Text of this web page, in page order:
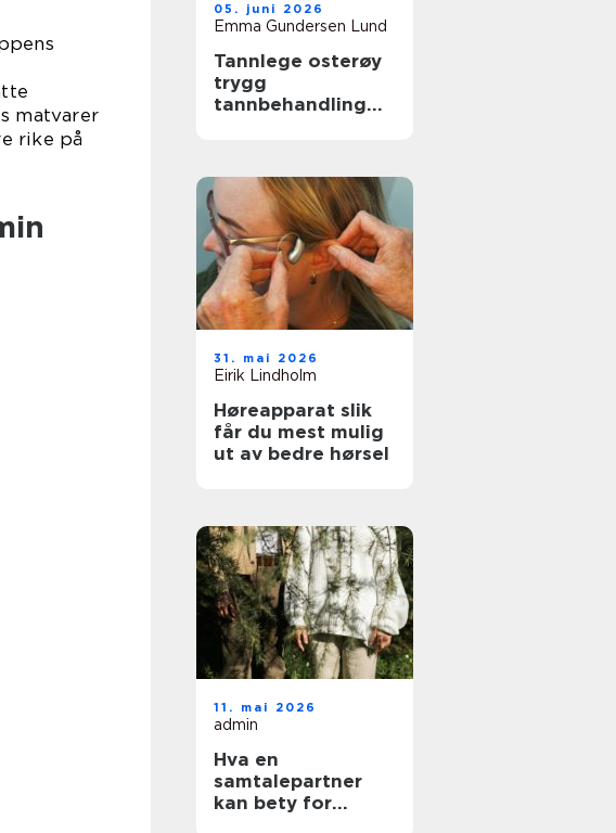
matvarer
rike på
05. juni 2026
Emma Gundersen Lund
Tannlege osterøy
trygg
tannbehandling
31. mai 2026
Eirik Lindholm
Høreapparat slik
får du mest mulig
ut av bedre hørsel
11. mai 2026
admin
Hva en
samtalepartner
kan bety for